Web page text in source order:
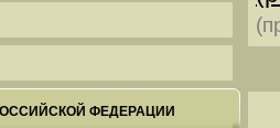
ФЕДЕРАЦИИ